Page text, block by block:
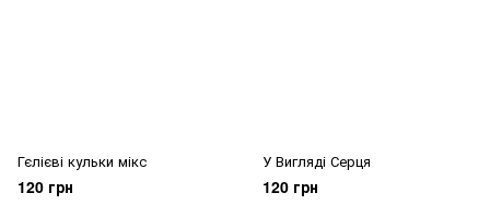
Гєлієві кульки мікс
120 грн
У Вигляді Серця
120 грн